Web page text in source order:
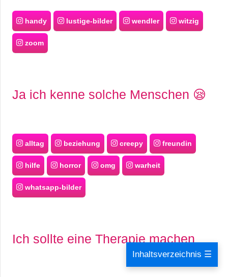
handy lustige-bilder wendler witzig
zoom
Ja ich kenne solche Menschen 😪
alltag beziehung creepy freundin
hilfe horror omg warheit
whatsapp-bilder
Ich sollte eine Therapie machen
Inhaltsverzeichnis ☰